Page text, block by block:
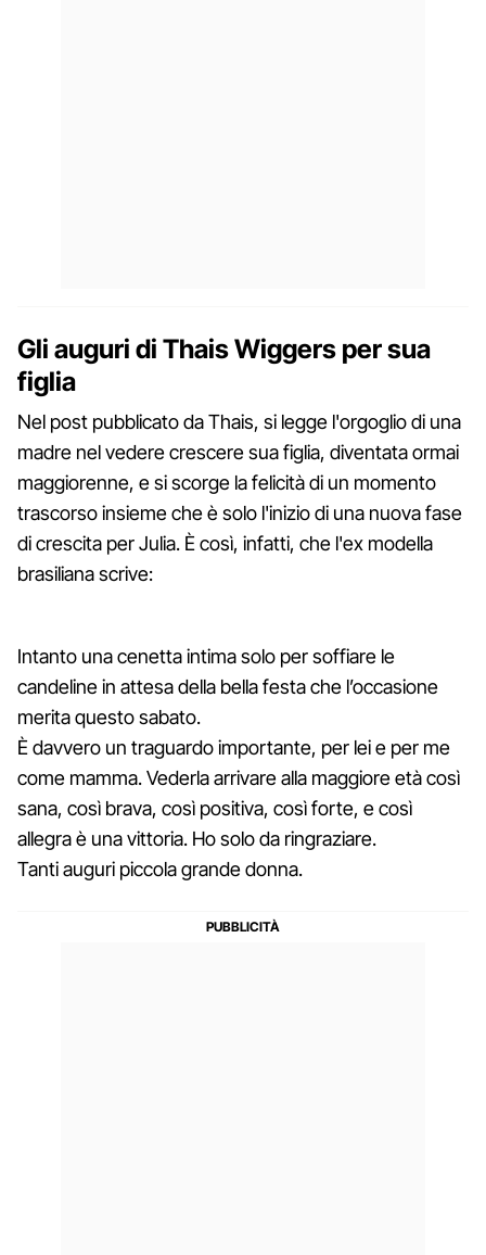
Gli auguri di Thais Wiggers per sua
figlia
Nel post pubblicato da Thais, si legge l'orgoglio di una
madre nel vedere crescere sua figlia, diventata ormai
maggiorenne, e si scorge la felicità di un momento
trascorso insieme che è solo l'inizio di una nuova fase
di crescita per Julia. È così, infatti, che l'ex modella
brasiliana scrive:
Intanto una cenetta intima solo per soffiare le
candeline in attesa della bella festa che l’occasione
merita questo sabato.
È davvero un traguardo importante, per lei e per me
come mamma. Vederla arrivare alla maggiore età così
sana, così brava, così positiva, così forte, e così
allegra è una vittoria. Ho solo da ringraziare.
Tanti auguri piccola grande donna.